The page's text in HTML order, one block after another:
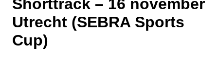
Shorttrack – 16 november
Utrecht (SEBRA Sports
Cup)